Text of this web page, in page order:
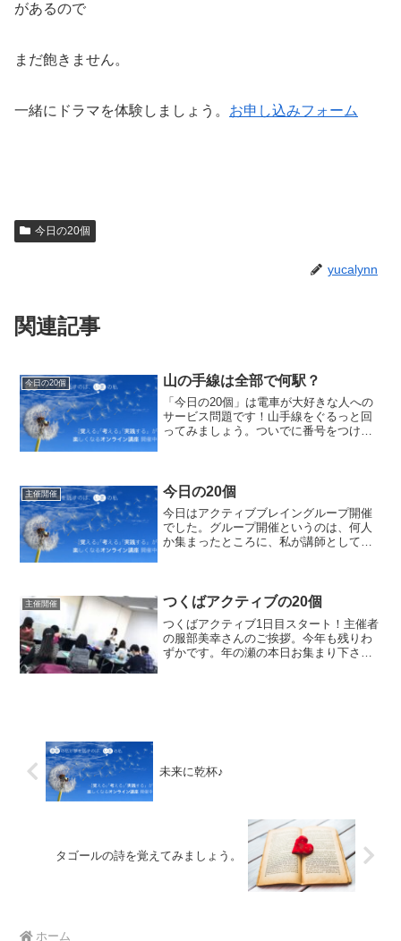
があるので
まだ飽きません。
一緒にドラマを体験しましょう。 お申し込みフォーム
今日の20個
yucalynn
関連記事
今日の20個 山の手線は全部で何駅？
「今日の20個」は電車が大好きな人への
サービス問題です！山手線をぐるっと回
ってみましょう。ついでに番号をつけて
6.鶯谷7.日...
主催開催 今日の20個
今日はアクティブブレイングループ開催
でした。グループ開催というのは、何人
か集まったところに、私が講師として出
す。さて、今日のセミナーで...
主催開催 つくばアクティブの20個
つくばアクティブ1日目スタート！主催者
の服部美幸さんのご挨拶。今年も残りわ
ずかです。年の瀬の本日お集まり下さっ
未来に乾杯♪
タゴールの詩を覚えてみましょう。
ホーム